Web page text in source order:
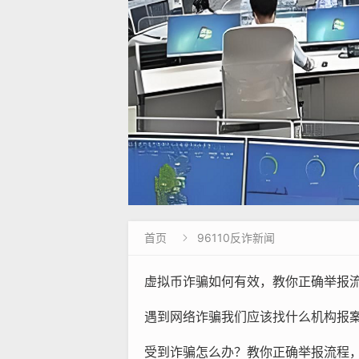
首页  96110反诈新闻
虚拟币诈骗如何有效，教你正确举报
遇到网络诈骗我们应该找什么机构报
受到诈骗怎么办？教你正确举报流程，被